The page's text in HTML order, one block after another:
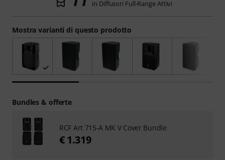
Mostra varianti di questo prodotto
in Diffusori Full-Range Attivi
Bundles & offerte
RCF Art 715-A MK V Cover Bundle
€ 1.319